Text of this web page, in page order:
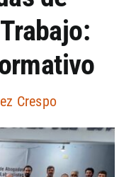
Crespo